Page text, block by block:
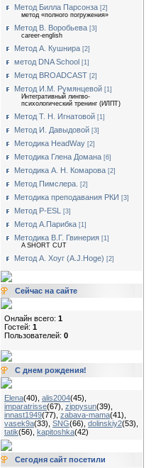
Метод Билла Парсонза [2]
метод «полного погружения»
Метод В. Воробьева [3]
career-english
Метод А. Кушнира [2]
метод DNA School [1]
Метод BROADCAST [2]
Метод И.М. Румянцевой [1]
Интегративный лингво-
психологический тренинг (ИЛПТ)
Метод Т. Н. Игнатовой [1]
Метод И. Давыдовой [3]
Методика HeadWay [2]
Методика Глена Домана [6]
Методика А. Н. Комарова [2]
Метод Пимслера. [2]
Методика преподавания РКИ [3]
Метод P-ESL [3]
Метод А.Парибка [1]
Методика В.Г. Гвинерия [1]
A SHORT CUT
Метод А. Хоуг (А.J.Нoge) [2]
Сейчас на сайте
Онлайн всего: 1
Гостей: 1
Пользователей: 0
С днем рождения!
Elena(40) alis2004(45)
imparatrisse(67) zippysun(39)
innast1949(77) zabava-mama(41)
vasek9a(33) SNG(66) dolinskiy2(53)
tatik(56) kapitoshka(42)
Сегодня сайт посетили